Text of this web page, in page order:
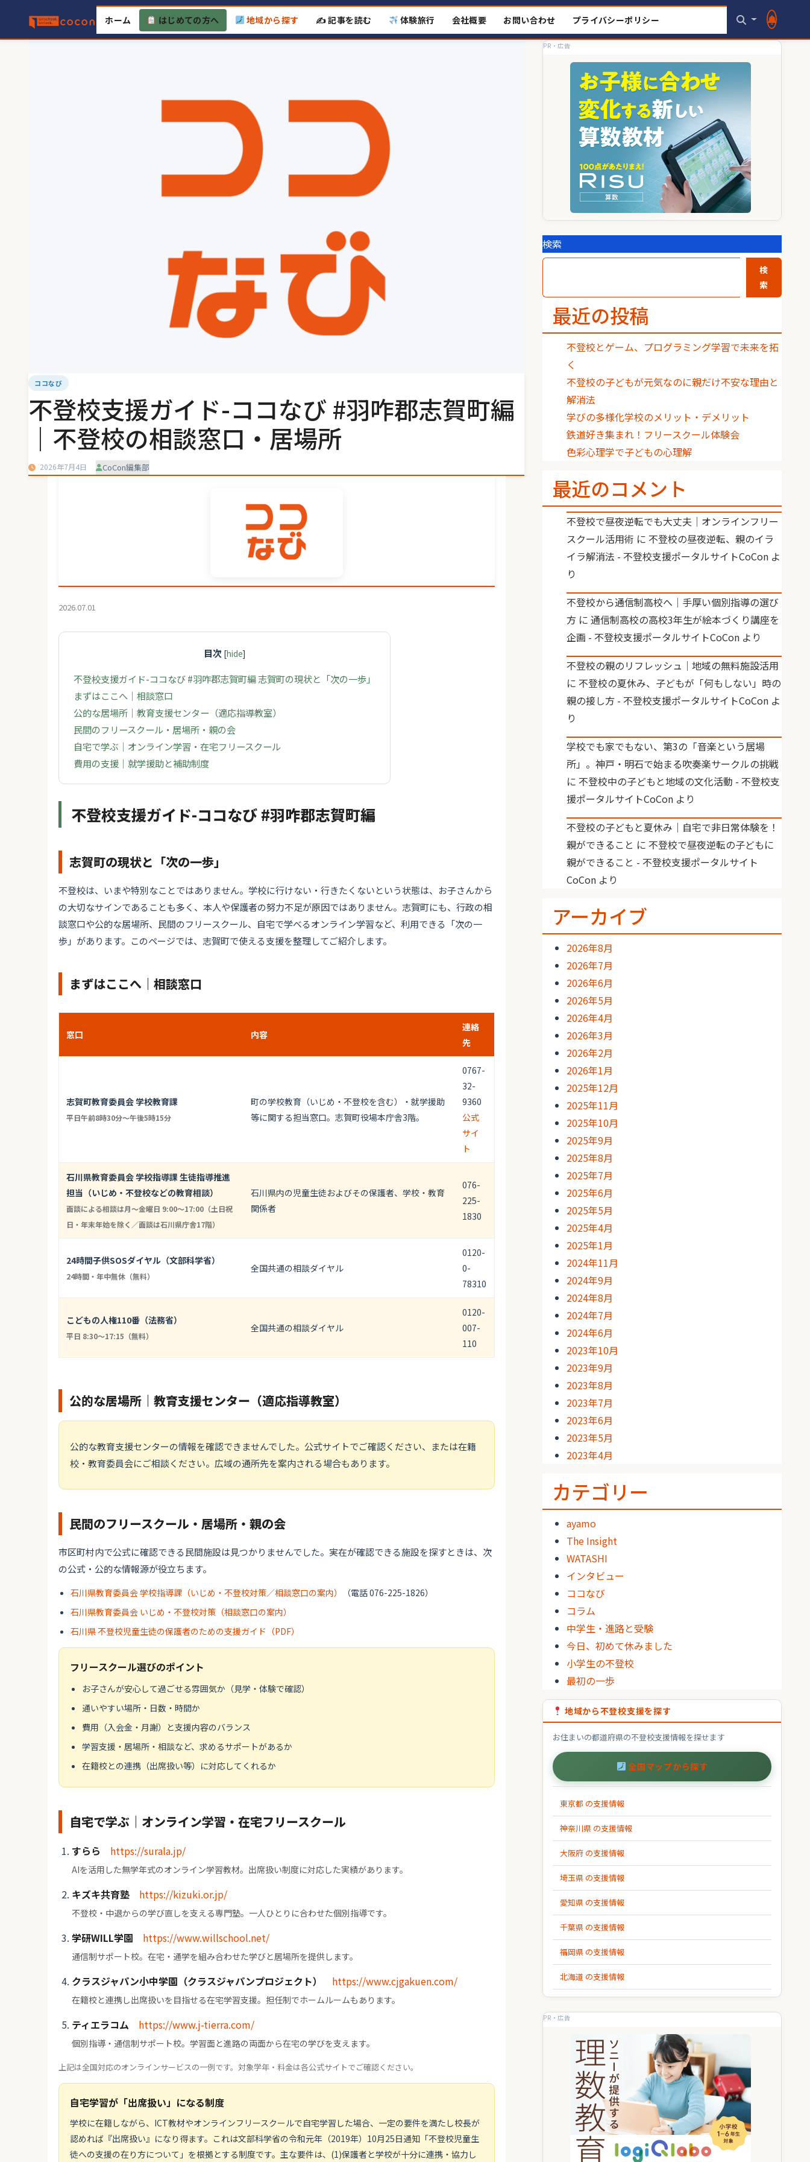
content
ホーム はじめての方へ 地域から探す ✍️ 記事を読む 体験旅行 会社概要 お問い合わせ プライバシーポリシー
ココなび
不登校支援ガイド-ココなび #羽咋郡志賀町編
｜不登校の相談窓口・居場所
2026年7月4日 CoCon編集部
2026.07.01
目次 [hide]
不登校支援ガイド-ココなび #羽咋郡志賀町編 志賀町の現状と「次の一歩」
まずはここへ｜相談窓口
公的な居場所｜教育支援センター（適応指導教室）
民間のフリースクール・居場所・親の会
自宅で学ぶ｜オンライン学習・在宅フリースクール
費用の支援｜就学援助と補助制度
不登校支援ガイド-ココなび #羽咋郡志賀町編
志賀町の現状と「次の一歩」
不登校は、いまや特別なことではありません。学校に行けない・行きたくないという状態は、お子さんから
の大切なサインであることも多く、本人や保護者の努力不足が原因ではありません。志賀町にも、行政の相
談窓口や公的な居場所、民間のフリースクール、自宅で学べるオンライン学習など、利用できる「次の一
歩」があります。このページでは、志賀町で使える支援を整理してご紹介します。
まずはここへ｜相談窓口
窓口 内容
連絡
先
志賀町教育委員会 学校教育課
平日午前8時30分～午後5時15分
町の学校教育（いじめ・不登校を含む）・就学援助
等に関する担当窓口。志賀町役場本庁舎3階。
0767-
32-
9360
公式
サイ
ト
石川県教育委員会 学校指導課 生徒指導推進
担当（いじめ・不登校などの教育相談）
面談による相談は月〜金曜日 9:00〜17:00（土日祝
日・年末年始を除く／面談は石川県庁舎17階）
石川県内の児童生徒およびその保護者、学校・教育
関係者
076-
225-
1830
24時間子供SOSダイヤル（文部科学省）
24時間・年中無休（無料）
全国共通の相談ダイヤル
0120-
0-
78310
こどもの人権110番（法務省）
平日 8:30〜17:15（無料）
全国共通の相談ダイヤル
0120-
007-
110
公的な居場所｜教育支援センター（適応指導教室）
公的な教育支援センターの情報を確認できませんでした。公式サイトでご確認ください、または在籍
校・教育委員会にご相談ください。広域の通所先を案内される場合もあります。
民間のフリースクール・居場所・親の会
市区町村内で公式に確認できる民間施設は見つかりませんでした。実在が確認できる施設を探すときは、次
の公式・公的な情報源が役立ちます。
石川県教育委員会 学校指導課（いじめ・不登校対策／相談窓口の案内）
（電話 076-225-1826）
石川県教育委員会 いじめ・不登校対策（相談窓口の案内）
石川県 不登校児童生徒の保護者のための支援ガイド（PDF）
フリースクール選びのポイント
お子さんが安心して過ごせる雰囲気か（見学・体験で確認）
通いやすい場所・日数・時間か
費用（入会金・月謝）と支援内容のバランス
学習支援・居場所・相談など、求めるサポートがあるか
在籍校との連携（出席扱い等）に対応してくれるか
自宅で学ぶ｜オンライン学習・在宅フリースクール
すらら https://surala.jp/
AIを活用した無学年式のオンライン学習教材。出席扱い制度に対応した実績があります。
キズキ共育塾 https://kizuki.or.jp/
不登校・中退からの学び直しを支える専門塾。一人ひとりに合わせた個別指導です。
学研WILL学園 https://www.willschool.net/
通信制サポート校。在宅・通学を組み合わせた学びと居場所を提供します。
クラスジャパン小中学園（クラスジャパンプロジェクト） https://www.cjgakuen.com/
在籍校と連携し出席扱いを目指せる在宅学習支援。担任制でホームルームもあります。
ティエラコム https://www.j-tierra.com/
個別指導・通信制サポート校。学習面と進路の両面から在宅の学びを支えます。
上記は全国対応のオンラインサービスの一例です。対象学年・料金は各公式サイトでご確認ください。
自宅学習が「出席扱い」になる制度
学校に在籍しながら、ICT教材やオンラインフリースクールで自宅学習した場合、一定の要件を満たし校長が
認めれば『出席扱い』になり得ます。これは文部科学省の令和元年（2019年）10月25日通知「不登校児童生
徒への支援の在り方について」を根拠とする制度です。主な要件は、(1)保護者と学校が十分に連携・協力し
PR・広告
検索
検
索
最近の投稿
不登校とゲーム、プログラミング学習で未来を拓
く
不登校の子どもが元気なのに親だけ不安な理由と
解消法
学びの多様化学校のメリット・デメリット
鉄道好き集まれ！フリースクール体験会
色彩心理学で子どもの心理解
最近のコメント
不登校で昼夜逆転でも大丈夫｜オンラインフリー
スクール活用術 に 不登校の昼夜逆転、親のイラ
イラ解消法 - 不登校支援ポータルサイトCoCon よ
り
不登校から通信制高校へ｜手厚い個別指導の選び
方 に通信制高校の高校3年生が絵本づくり講座を
企画 - 不登校支援ポータルサイトCoCon より
不登校の親のリフレッシュ｜地域の無料施設活用
に 不登校の夏休み、子どもが「何もしない」時の
親の接し方 - 不登校支援ポータルサイトCoCon よ
り
学校でも家でもない、第3の「音楽という居場
所」。神戸・明石で始まる吹奏楽サークルの挑戦
に 不登校中の子どもと地域の文化活動 - 不登校支
援ポータルサイトCoCon より
不登校の子どもと夏休み｜自宅で非日常体験を！
親ができること に 不登校で昼夜逆転の子どもに
親ができること - 不登校支援ポータルサイト
CoCon より
アーカイブ
2026年8月
2026年7月
2026年6月
2026年5月
2026年4月
2026年3月
2026年2月
2026年1月
2025年12月
2025年11月
2025年10月
2025年9月
2025年8月
2025年7月
2025年6月
2025年5月
2025年4月
2025年1月
2024年11月
2024年9月
2024年8月
2024年7月
2024年6月
2023年10月
2023年9月
2023年8月
2023年7月
2023年6月
2023年5月
2023年4月
カテゴリー
ayamo
The Insight
WATASHI
インタビュー
ココなび
コラム
中学生・進路と受験
今日、初めて休みました
小学生の不登校
最初の一歩
地域から不登校支援を探す
お住まいの都道府県の不登校支援情報を探せます
全国マップから探す
東京都 の支援情報
神奈川県 の支援情報
大阪府 の支援情報
埼玉県 の支援情報
愛知県 の支援情報
千葉県 の支援情報
福岡県 の支援情報
北海道 の支援情報
PR・広告